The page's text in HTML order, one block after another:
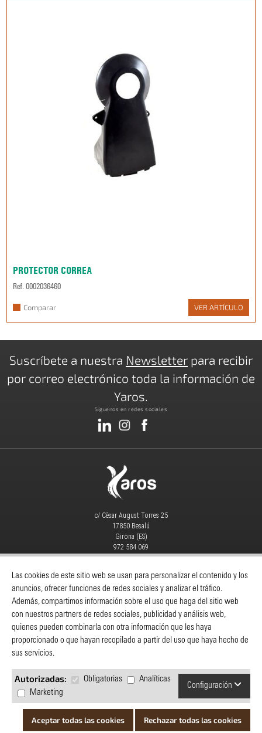
Las cookies de este sitio web se usan para personalizar el contenido y los
anuncios, ofrecer funciones de redes sociales y analizar el tráfico.
Además, compartimos información sobre el uso que haga del sitio web
con nuestros partners de redes sociales, publicidad y análisis web,
quienes pueden combinarla con otra información que les haya
proporcionado o que hayan recopilado a partir del uso que haya hecho de
sus servicios.
Autorizadas: Obligatorias
Analíticas
Marketing
Configuración
Aceptar todas las cookies Rechazar todas las cookies
PROTECTOR CORREA
Ref. 0002036460
Comparar VER ARTÍCULO
Suscríbete a nuestra Newsletter para recibir
por correo electrónico toda la información de
Yaros.
Síguenos en redes sociales
c/ Cèsar August Torres 25
17850 Besalú
Girona (ES)
972 584 069
MAQUINARIA|CONSUMIBLES|
Catálogos-Despieces Y Manuales-
Servicio Técnico-Noticias-Contacto
INFORMACIÓN
Servicio al cliente